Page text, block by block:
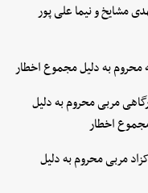
مشایخ و نیما علی پور
محروم به دلیل مجموع اخطار
مربی محروم به دلیل
اخطار
مربی محروم به دلیل